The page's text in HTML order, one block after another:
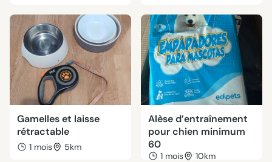
Gamelles et laisse
rétractable
1 mois 5km
Alèse d’entraînement
pour chien minimum
60
1 mois 10km